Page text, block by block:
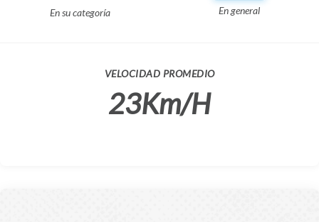
En su categoría En general
VELOCIDAD PROMEDIO
23Km/H